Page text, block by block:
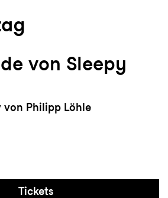
von Sleepy
von Philipp Löhle
Tickets